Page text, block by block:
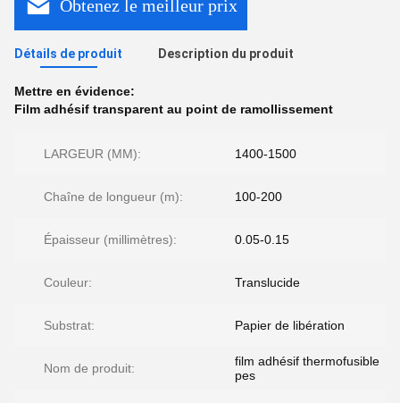
Obtenez le meilleur prix
Détails de produit Description du produit
Mettre en évidence:
Film adhésif transparent au point de ramollissement
LARGEUR (MM): 1400-1500
Chaîne de longueur (m): 100-200
Épaisseur (millimètres): 0.05-0.15
Couleur: Translucide
Substrat: Papier de libération
Nom de produit:
film adhésif thermofusible
pes